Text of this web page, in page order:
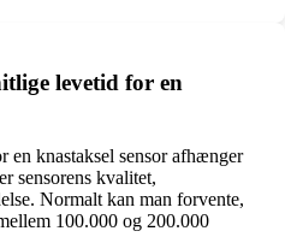
levetid for en
en knastaksel sensor afhænger
sensorens kvalitet,
Normalt kan man forvente,
100.000 og 200.000